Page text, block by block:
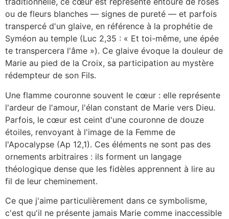
ou de fleurs blanches — signes de pureté — et parfois
transpercé d'un glaive, en référence à la prophétie de
Syméon au temple (Luc 2,35 : « Et toi-même, une épée
te transpercera l'âme »). Ce glaive évoque la douleur de
Marie au pied de la Croix, sa participation au mystère
rédempteur de son Fils.
Une flamme couronne souvent le cœur : elle représente
l'ardeur de l'amour, l'élan constant de Marie vers Dieu.
Parfois, le cœur est ceint d'une couronne de douze
étoiles, renvoyant à l'image de la Femme de
l'Apocalypse (Ap 12,1). Ces éléments ne sont pas des
ornements arbitraires : ils forment un langage
théologique dense que les fidèles apprennent à lire au
fil de leur cheminement.
Ce que j'aime particulièrement dans ce symbolisme,
c'est qu'il ne présente jamais Marie comme inaccessible